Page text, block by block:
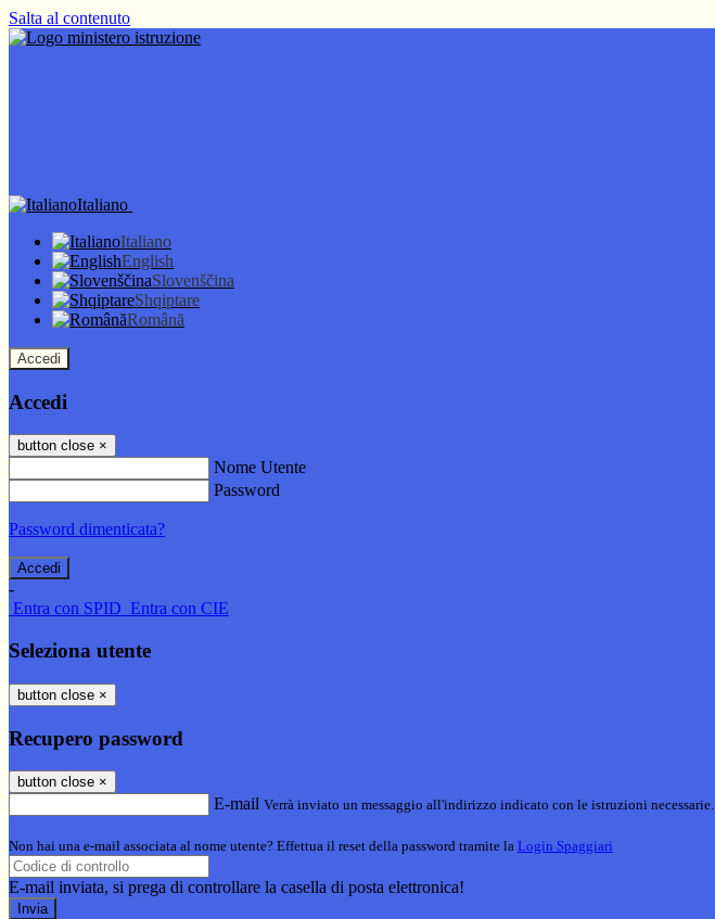
Salta al contenuto
Italiano
Italiano
English
Slovenščina
Shqiptare
Română
Accedi
Accedi
button close ×
Nome Utente
Password
Password dimenticata?
-
Entra con SPID Entra con CIE
Seleziona utente
button close ×
Recupero password
button close ×
E-mail Verrà inviato un messaggio all'indirizzo indicato con le istruzioni necessarie.
Non hai una e-mail associata al nome utente? Effettua il reset della password tramite la Login Spaggiari
E-mail inviata, si prega di controllare la casella di posta elettronica!